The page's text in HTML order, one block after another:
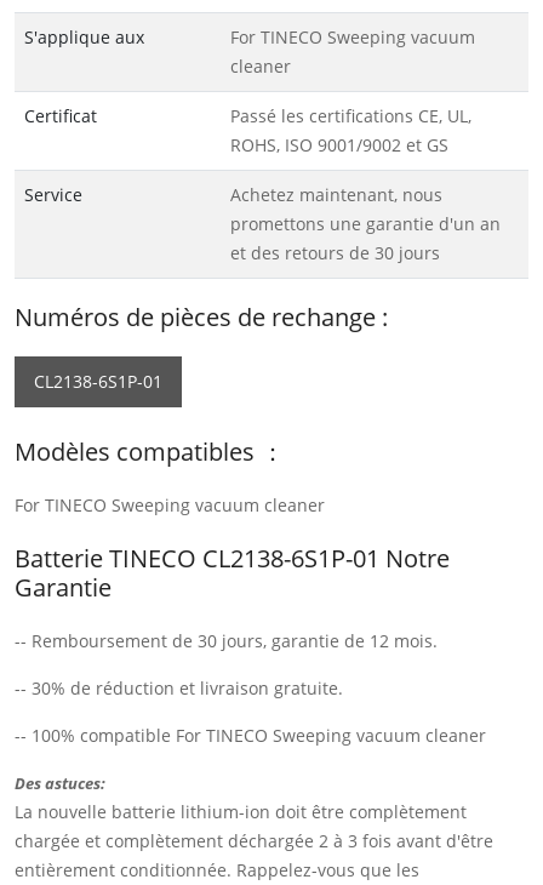
S'applique aux
For TINECO Sweeping vacuum
cleaner
Certificat
Passé les certifications CE, UL,
ROHS, ISO 9001/9002 et GS
Service
Achetez maintenant, nous
promettons une garantie d'un an
et des retours de 30 jours
Numéros de pièces de rechange :
CL2138-6S1P-01
Modèles compatibles ：
For TINECO Sweeping vacuum cleaner
Batterie TINECO CL2138-6S1P-01 Notre
Garantie
-- Remboursement de 30 jours, garantie de 12 mois.
-- 30% de réduction et livraison gratuite.
-- 100% compatible For TINECO Sweeping vacuum cleaner
Des astuces:
La nouvelle batterie lithium-ion doit être complètement
chargée et complètement déchargée 2 à 3 fois avant d'être
entièrement conditionnée. Rappelez-vous que les